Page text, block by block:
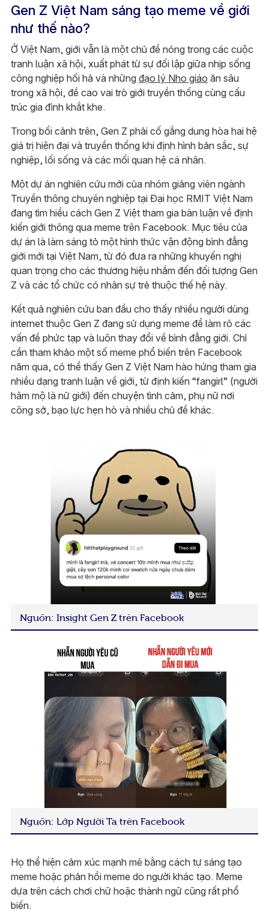
Gen Z Việt Nam sáng tạo meme về giới
như thế nào?
Ở Việt Nam, giới vẫn là một chủ đề nóng trong các cuộc
tranh luận xã hội, xuất phát từ sự đối lập giữa nhịp sống
công nghiệp hối hả và những đạo lý Nho giáo ăn sâu
trong xã hội, đề cao vai trò giới truyền thống cùng cấu
trúc gia đình khắt khe.
Trong bối cảnh trên, Gen Z phải cố gắng dung hòa hai hệ
giá trị hiện đại và truyền thống khi định hình bản sắc, sự
nghiệp, lối sống và các mối quan hệ cá nhân.
Một dự án nghiên cứu mới của nhóm giảng viên ngành
Truyền thông chuyên nghiệp tại Đại học RMIT Việt Nam
đang tìm hiểu cách Gen Z Việt tham gia bàn luận về định
kiến giới thông qua meme trên Facebook. Mục tiêu của
dự án là làm sáng tỏ một hình thức vận động bình đẳng
giới mới tại Việt Nam, từ đó đưa ra những khuyến nghị
quan trọng cho các thương hiệu nhắm đến đối tượng Gen
Z và các tổ chức có nhân sự trẻ thuộc thế hệ này.
Kết quả nghiên cứu ban đầu cho thấy nhiều người dùng
internet thuộc Gen Z đang sử dụng meme để làm rõ các
vấn đề phức tạp và luôn thay đổi về bình đẳng giới. Chỉ
cần tham khảo một số meme phổ biến trên Facebook
năm qua, có thể thấy Gen Z Việt Nam hào hứng tham gia
nhiều dạng tranh luận về giới, từ định kiến “fangirl” (người
hâm mộ là nữ giới) đến chuyện tình cảm, phụ nữ nơi
công sở, bạo lực hẹn hò và nhiều chủ đề khác.
Nguồn: Insight Gen Z trên Facebook
Nguồn: Lớp Người Ta trên Facebook
Họ thể hiện cảm xúc mạnh mẽ bằng cách tự sáng tạo
meme hoặc phản hồi meme do người khác tạo. Meme
dựa trên cách chơi chữ hoặc thành ngữ cũng rất phổ
biến.